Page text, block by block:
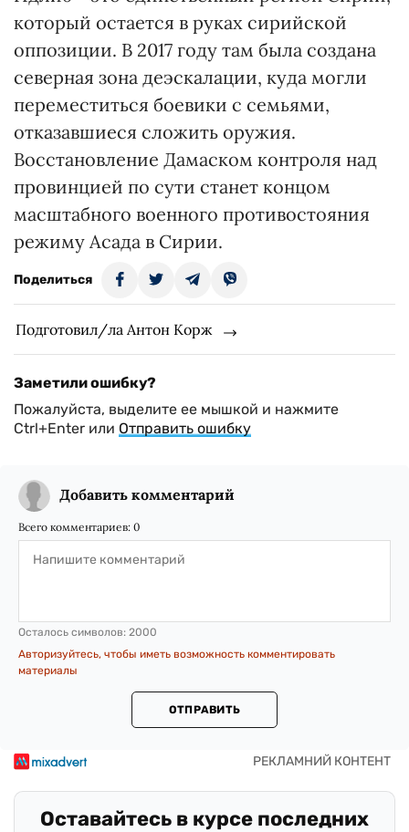
который остается в руках сирийской
оппозиции. В 2017 году там была создана
северная зона деэскалации, куда могли
переместиться боевики с семьями,
отказавшиеся сложить оружия.
Восстановление Дамаском контроля над
провинцией по сути станет концом
масштабного военного противостояния
режиму Асада в Сирии.
Поделиться
Подготовил/ла Антон Корж
Заметили ошибку?
Пожалуйста, выделите ее мышкой и нажмите
Ctrl+Enter или Отправить ошибку
Добавить комментарий
Всего комментариев: 0
Осталось символов: 2000
Авторизуйтесь, чтобы иметь возможность комментировать
материалы
ОТПРАВИТЬ
Оставайтесь в курсе последних